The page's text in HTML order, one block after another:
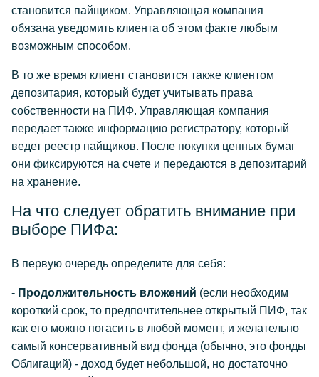
становится пайщиком. Управляющая компания
обязана уведомить клиента об этом факте любым
возможным способом.
В то же время клиент становится также клиентом
депозитария, который будет учитывать права
собственности на ПИФ. Управляющая компания
передает также информацию регистратору, который
ведет реестр пайщиков. После покупки ценных бумаг
они фиксируются на счете и передаются в депозитарий
на хранение.
На что следует обратить внимание при
выборе ПИФа:
В первую очередь определите для себя:
- Продолжительность вложений (если необходим
короткий срок, то предпочтительнее открытый ПИФ, так
как его можно погасить в любой момент, и желательно
самый консервативный вид фонда (обычно, это фонды
Облигаций) - доход будет небольшой, но достаточно